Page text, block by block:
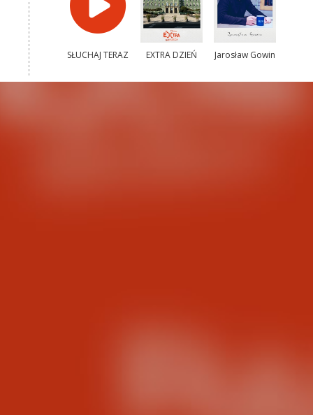
SŁUCHAJ TERAZ EXTRA DZIEŃ Jarosław Gowin